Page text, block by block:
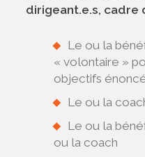
dirigeant.e.s, cadre
Le ou la
« volontaire »
objectifs
Le ou la
Le ou la
ou la coach